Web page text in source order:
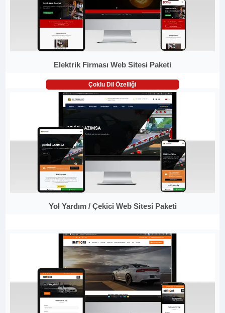
Elektrik Firması Web Sitesi Paketi
Çoklu Dil Özelliği
Yol Yardım / Çekici Web Sitesi Paketi